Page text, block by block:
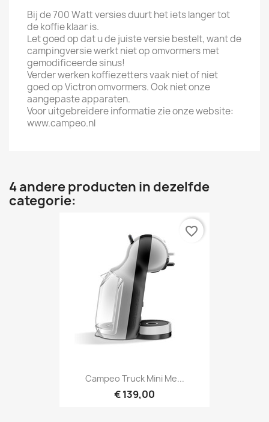
Bij de 700 Watt versies duurt het iets langer tot
de koffie klaar is.
Let goed op dat u de juiste versie bestelt, want de
campingversie werkt niet op omvormers met
gemodificeerde sinus!
Verder werken koffiezetters vaak niet of niet
goed op Victron omvormers. Ook niet onze
aangepaste apparaten.
Voor uitgebreidere informatie zie onze website:
www.campeo.nl
4 andere producten in dezelfde
categorie:
Campeo Truck Mini Me...
€ 139,00
favorite_border